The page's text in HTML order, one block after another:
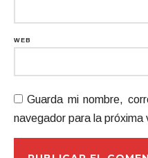
WEB
Guarda mi nombre,
navegador para la próxima